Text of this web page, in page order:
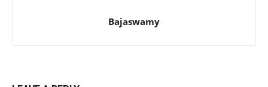
Bajaswamy